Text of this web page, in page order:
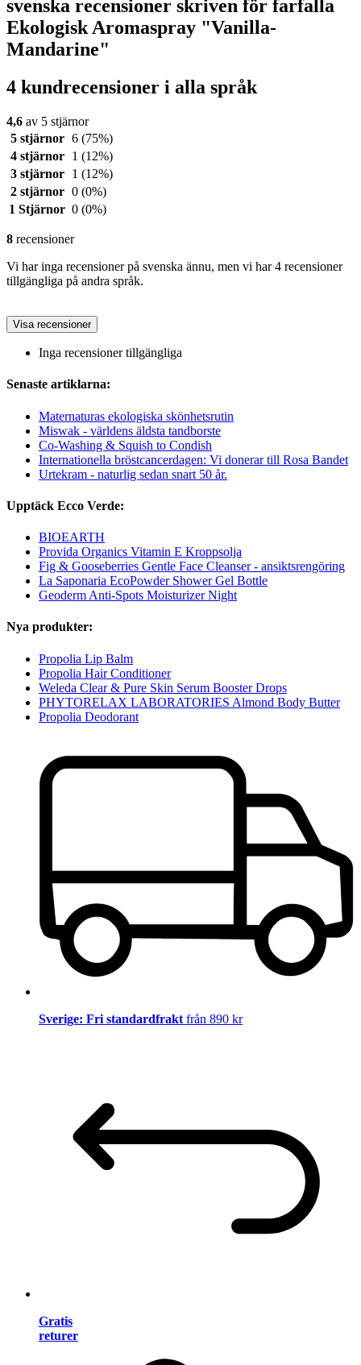
svenska recensioner skriven för farfalla
Ekologisk Aromaspray "Vanilla-
Mandarine"
4 kundrecensioner i alla språk
4,6 av 5 stjärnor
5 stjärnor 6 (75%)
4 stjärnor
1 (12%)
3 stjärnor
1 (12%)
2 stjärnor 0 (0%)
1 Stjärnor 0 (0%)
8 recensioner
Vi har inga recensioner på svenska ännu, men vi har 4 recensioner
tillgängliga på andra språk.
Visa recensioner
Inga recensioner tillgängliga
Senaste artiklarna:
Maternaturas ekologiska skönhetsrutin
Miswak - världens äldsta tandborste
Co-Washing & Squish to Condish
Internationella bröstcancerdagen: Vi donerar till Rosa Bandet
Urtekram - naturlig sedan snart 50 år.
Upptäck Ecco Verde:
BIOEARTH
Provida Organics Vitamin E Kroppsolja
Fig & Gooseberries Gentle Face Cleanser - ansiktsrengöring
La Saponaria EcoPowder Shower Gel Bottle
Geoderm Anti-Spots Moisturizer Night
Nya produkter:
Propolia Lip Balm
Propolia Hair Conditioner
Weleda Clear & Pure Skin Serum Booster Drops
PHYTORELAX LABORATORIES Almond Body Butter
Propolia Deodorant
Sverige: Fri standardfrakt från 890 kr
Gratis
returer